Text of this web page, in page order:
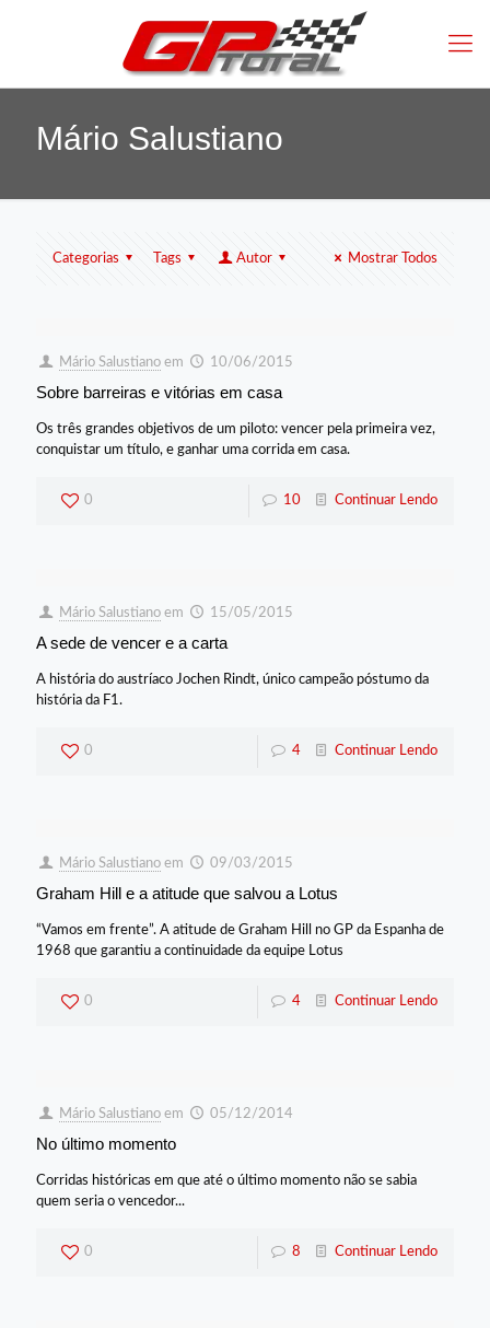
Mário Salustiano
Categorias Tags Autor Mostrar Todos
Mário Salustiano em 10/06/2015
Sobre barreiras e vitórias em casa
Os três grandes objetivos de um piloto: vencer pela primeira vez,
conquistar um título, e ganhar uma corrida em casa.
0 10 Continuar Lendo
Mário Salustiano em 15/05/2015
A sede de vencer e a carta
A história do austríaco Jochen Rindt, único campeão póstumo da
história da F1.
0 4 Continuar Lendo
Mário Salustiano em 09/03/2015
Graham Hill e a atitude que salvou a Lotus
“Vamos em frente”. A atitude de Graham Hill no GP da Espanha de
1968 que garantiu a continuidade da equipe Lotus
0 4 Continuar Lendo
Mário Salustiano em 05/12/2014
No último momento
Corridas históricas em que até o último momento não se sabia
quem seria o vencedor...
0 8 Continuar Lendo